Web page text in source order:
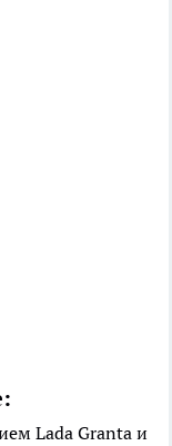
Lada Granta и